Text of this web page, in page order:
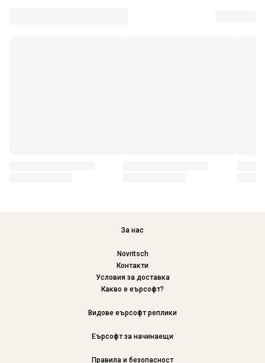
За нас
Novritsch
Контакти
Условия за доставка
Какво е еърсофт?
Видове еърсофт реплики
Еърсофт за начинаещи
Правила и безопасност